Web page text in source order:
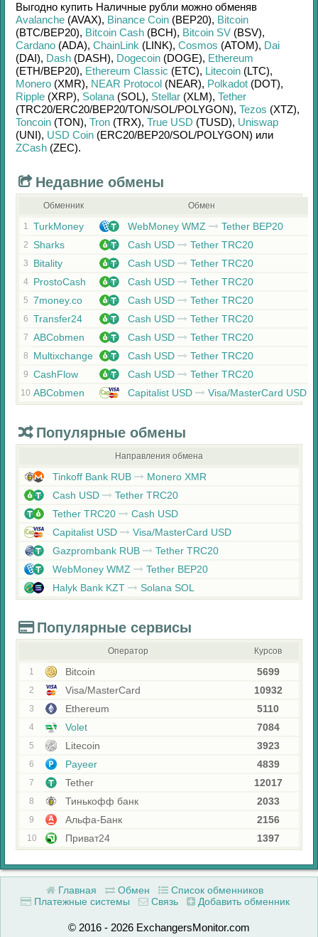
Выгодно купить Наличные рубли можно обменяв
Avalanche (AVAX), Binance Coin (BEP20), Bitcoin
(BTC/BEP20), Bitcoin Cash (BCH), Bitcoin SV (BSV),
Cardano (ADA), ChainLink (LINK), Cosmos (ATOM), Dai
(DAI), Dash (DASH), Dogecoin (DOGE), Ethereum
(ETH/BEP20), Ethereum Classic (ETC), Litecoin (LTC),
Monero (XMR), NEAR Protocol (NEAR), Polkadot (DOT),
Ripple (XRP), Solana (SOL), Stellar (XLM), Tether
(TRC20/ERC20/BEP20/TON/SOL/POLYGON), Tezos (XTZ),
Toncoin (TON), Tron (TRX), True USD (TUSD), Uniswap
(UNI), USD Coin (ERC20/BEP20/SOL/POLYGON) или
ZCash (ZEC).
Недавние обмены
Обменник Обмен
1 TurkMoney WebMoney WMZ Tether BEP20
2 Sharks Cash USD Tether TRC20
3 Bitality Cash USD Tether TRC20
4 ProstoCash Cash USD Tether TRC20
5 7money.co Cash USD Tether TRC20
6 Transfer24 Cash USD Tether TRC20
7 ABCobmen Cash USD Tether TRC20
8 Multixchange Cash USD Tether TRC20
9 CashFlow Cash USD Tether TRC20
10 ABCobmen Capitalist USD Visa/MasterCard USD
Популярные обмены
Направления обмена
Tinkoff Bank RUB
Monero XMR
Cash USD
Tether TRC20
Tether TRC20
Cash USD
Capitalist USD
Visa/MasterCard USD
Gazprombank RUB
Tether TRC20
WebMoney WMZ
Tether BEP20
Halyk Bank KZT
Solana SOL
Популярные сервисы
Оператор Курсов
1 Bitcoin 5699
2 Visa/MasterCard 10932
3 Ethereum 5110
4 Volet 7084
5 Litecoin 3923
6 Payeer 4839
7 Tether 12017
8 Тинькофф банк 2033
9 Альфа-Банк 2156
10 Приват24 1397
Главная Обмен
Список обменников
Платежные системы
Связь Добавить обменник
© 2016 - 2026 ExchangersMonitor.com